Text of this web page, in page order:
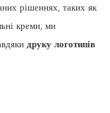
рішеннях, таких як
креми, ми
друку логотипів